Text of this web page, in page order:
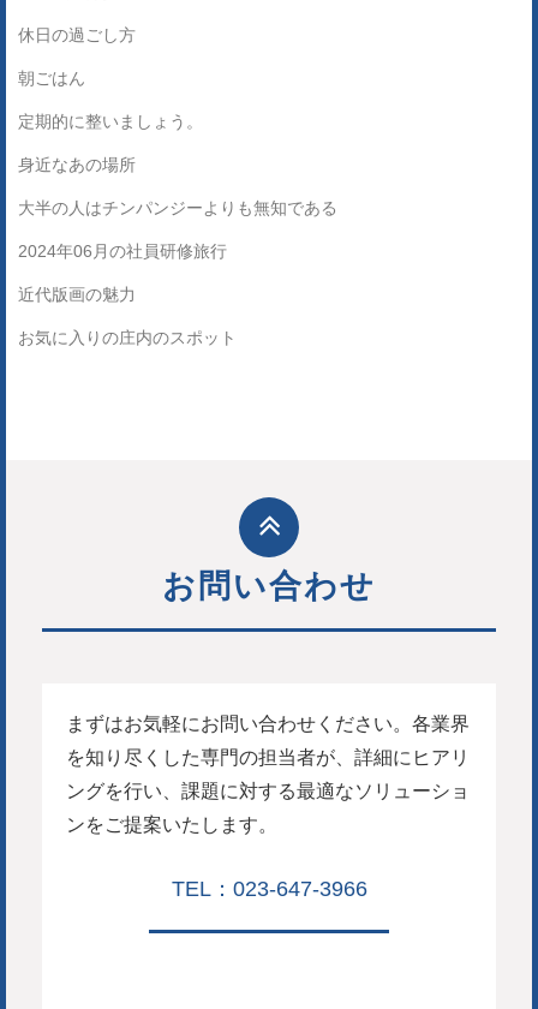
休日の過ごし方
朝ごはん
定期的に整いましょう。
身近なあの場所
大半の人はチンパンジーよりも無知である
2024年06月の社員研修旅行
近代版画の魅力
お気に入りの庄内のスポット
お問い合わせ
まずはお気軽にお問い合わせください。各業界
を知り尽くした専門の担当者が、詳細にヒアリ
ングを行い、課題に対する最適なソリューショ
ンをご提案いたします。
TEL：023-647-3966